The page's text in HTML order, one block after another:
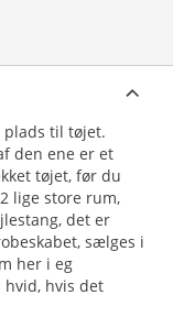
plads til tøjet.
den ene er et
tøjet, før du
lige store rum,
det er
sælges i
her i eg
hvis det